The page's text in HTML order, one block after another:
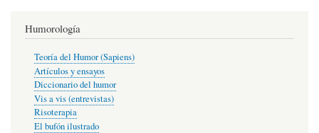
Humorología
Teoría del Humor (Sapiens)
Artículos y ensayos
Diccionario del humor
Vis a vis (entrevistas)
Risoterapia
El bufón ilustrado